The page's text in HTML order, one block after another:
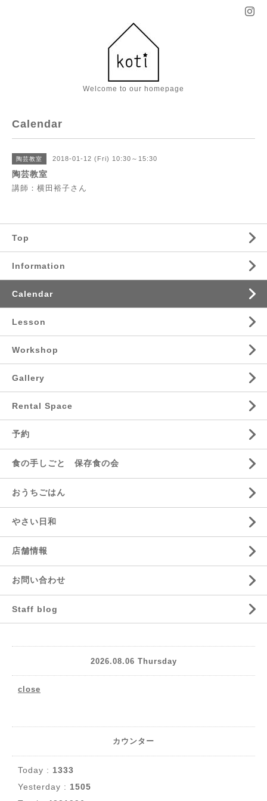
Welcome to our homepage
Calendar
陶芸教室 2018-01-12 (Fri) 10:30～15:30
陶芸教室
講師：横田裕子さん
Top
Information
Calendar
Lesson
Workshop
Gallery
Rental Space
予約
食の手しごと 保存食の会
おうちごはん
やさい日和
店舗情報
お問い合わせ
Staff blog
2026.08.06 Thursday
close
カウンター
Today : 1333
Yesterday : 1505